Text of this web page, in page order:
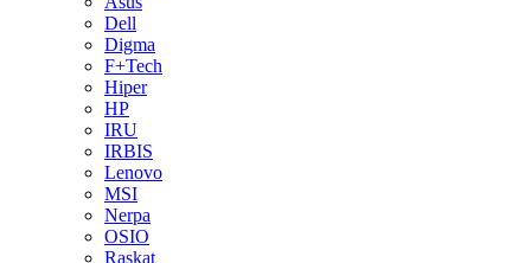
Dell
Digma
F+Tech
Hiper
HP
IRU
IRBIS
Lenovo
MSI
Nerpa
OSIO
Raskat